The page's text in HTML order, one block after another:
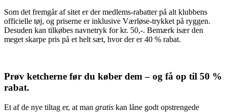
Som det fremgår af sitet er der medlems-rabatter på alt klubbens
officielle tøj, og priserne er inklusive Værløse-trykket på ryggen.
Desuden kan tilkøbes navnetryk for kr. 50,-. Bemærk især den
meget skarpe pris på et helt sæt, hvor der er 40 % rabat.
Prøv ketcherne før du køber dem – og få op til 50 %
rabat.
Et af de nye tiltag er, at man gratis kan låne godt opstrengede